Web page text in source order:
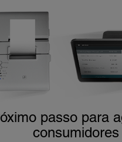
passo para
consumidores